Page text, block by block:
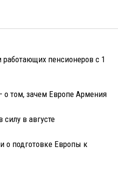
пенсионеров с 1
том, зачем Европе Армения
в августе
о подготовке Европы к